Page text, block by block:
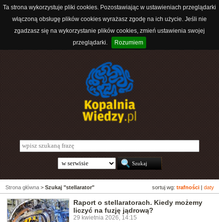
Ta strona wykorzystuje pliki cookies. Pozostawiając w ustawieniach przeglądarki
włączoną obsługę plików cookies wyrażasz zgodę na ich użycie. Jeśli nie
zgadzasz się na wykorzystanie plików cookies, zmień ustawienia swojej
przeglądarki.
Rozumiem
sortuj wg: trafności daty
Strona główna > Szukaj "stellarator"
Raport o stellaratorach. Kiedy możemy
liczyć na fuzję jądrową?
29 kwietnia 2026, 14:15